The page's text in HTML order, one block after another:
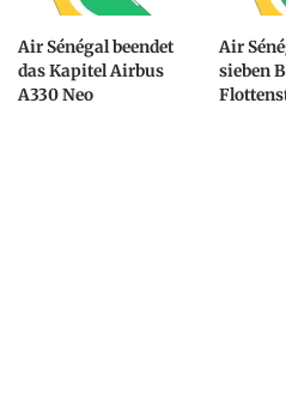
Air Sénégal beendet
das Kapitel Airbus
A330 Neo
Air
sieben